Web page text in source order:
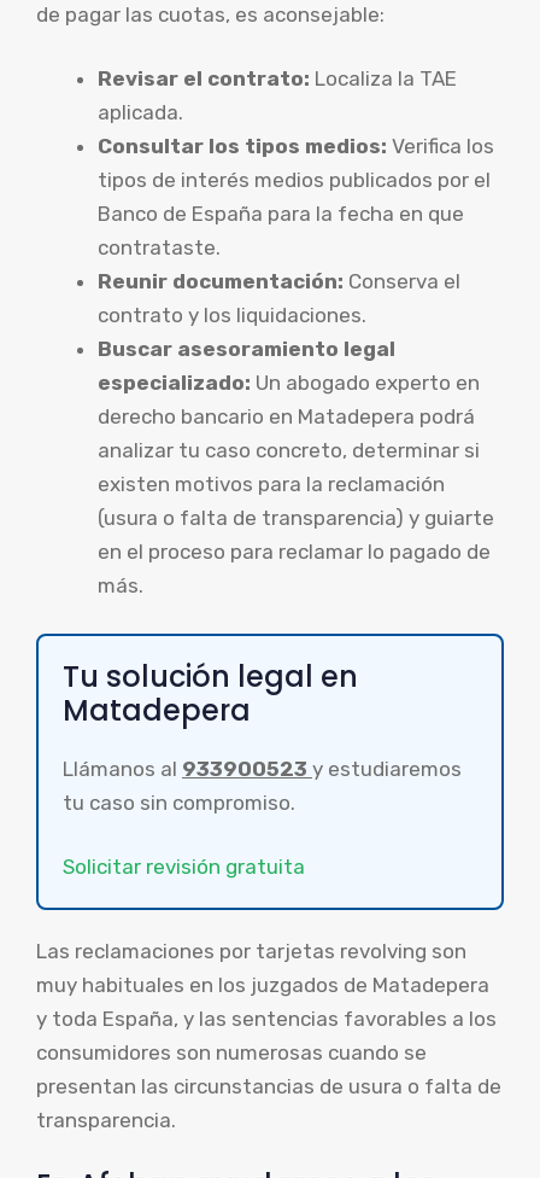
de pagar las cuotas, es aconsejable:
Revisar el contrato: Localiza la TAE
aplicada.
Consultar los tipos medios: Verifica los
tipos de interés medios publicados por el
Banco de España para la fecha en que
contrataste.
Reunir documentación: Conserva el
contrato y los liquidaciones.
Buscar asesoramiento legal
especializado: Un abogado experto en
derecho bancario en Matadepera podrá
analizar tu caso concreto, determinar si
existen motivos para la reclamación
(usura o falta de transparencia) y guiarte
en el proceso para reclamar lo pagado de
más.
Tu solución legal en
Matadepera
Llámanos al 933900523 y estudiaremos
tu caso sin compromiso.
Solicitar revisión gratuita
Las reclamaciones por tarjetas revolving son
muy habituales en los juzgados de Matadepera
y toda España, y las sentencias favorables a los
consumidores son numerosas cuando se
presentan las circunstancias de usura o falta de
transparencia.